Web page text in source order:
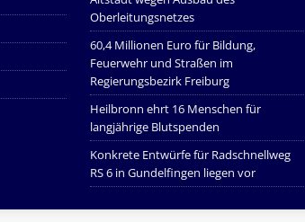
Oberleitungsnetzes
60,4 Millionen Euro für Bildung,
Feuerwehr und Straßen im
Regierungsbezirk Freiburg
Heilbronn ehrt 16 Menschen für
langjährige Blutspenden
Konkrete Entwürfe für Radschnellweg
RS 6 in Gundelfingen liegen vor